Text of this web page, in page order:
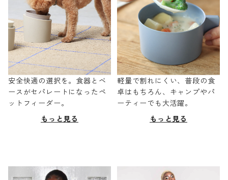
安全快適の選択を。食器とベ
ースがセパレートになったペ
ットフィーダー。
もっと見る
軽量で割れにくい、普段の食
卓はもちろん、キャンプやパ
ーティーでも大活躍。
もっと見る